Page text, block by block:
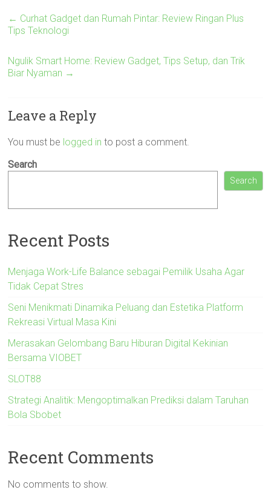
← Curhat Gadget dan Rumah Pintar: Review Ringan Plus
Tips Teknologi
Ngulik Smart Home: Review Gadget, Tips Setup, dan Trik
Biar Nyaman →
Leave a Reply
You must be logged in to post a comment.
Search
Search
Recent Posts
Menjaga Work-Life Balance sebagai Pemilik Usaha Agar
Tidak Cepat Stres
Seni Menikmati Dinamika Peluang dan Estetika Platform
Rekreasi Virtual Masa Kini
Merasakan Gelombang Baru Hiburan Digital Kekinian
Bersama VIOBET
SLOT88
Strategi Analitik: Mengoptimalkan Prediksi dalam Taruhan
Bola Sbobet
Recent Comments
No comments to show.